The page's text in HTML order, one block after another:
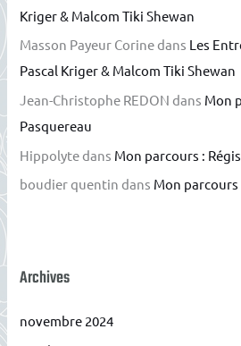
Kriger & Malcom Tiki Shewan
Masson Payeur Corinedans Les
Pascal Kriger & Malcom Tiki Shewan
Jean-Christophe REDON dans Mon
Pasquereau
Hippolytedans Mon parcours :
boudier quentin dans Mon parcours
Archives
novembre 2024